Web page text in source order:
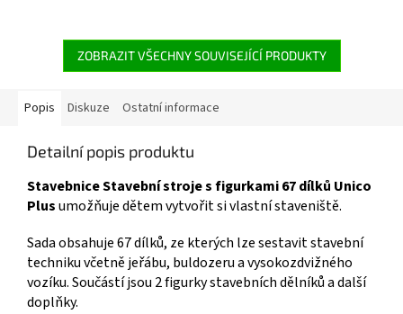
ZOBRAZIT VŠECHNY SOUVISEJÍCÍ PRODUKTY
Popis Diskuze Ostatní informace
Detailní popis produktu
Stavebnice Stavební stroje s figurkami 67 dílků Unico
Plusumožňuje dětem vytvořit si vlastní staveniště.
Sada obsahuje 67 dílků, ze kterých lze sestavit stavební
techniku včetně jeřábu, buldozeru a vysokozdvižného
vozíku. Součástí jsou 2 figurky stavebních dělníků a další
doplňky.